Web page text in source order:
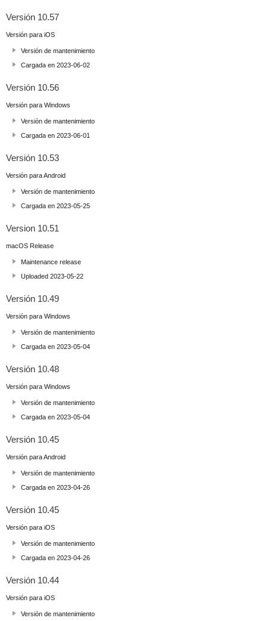
Versión 10.57
Versión para iOS
Versión de mantenimiento
Cargada en 2023-06-02
Versión 10.56
Versión para Windows
Versión de mantenimiento
Cargada en 2023-06-01
Versión 10.53
Versión para Android
Versión de mantenimiento
Cargada en 2023-05-25
Version 10.51
macOS Release
Maintenance release
Uploaded 2023-05-22
Versión 10.49
Versión para Windows
Versión de mantenimiento
Cargada en 2023-05-04
Versión 10.48
Versión para Windows
Versión de mantenimiento
Cargada en 2023-05-04
Versión 10.45
Versión para Android
Versión de mantenimiento
Cargada en 2023-04-26
Versión 10.45
Versión para iOS
Versión de mantenimiento
Cargada en 2023-04-26
Versión 10.44
Versión para iOS
Versión de mantenimiento